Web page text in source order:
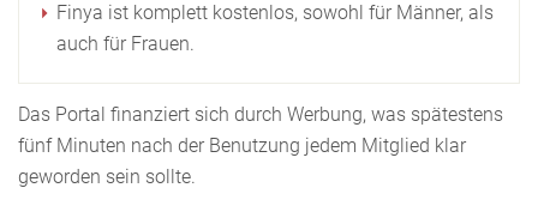
Finya ist komplett kostenlos, sowohl für Männer, als
auch für Frauen.
Das Portal finanziert sich durch Werbung, was spätestens
fünf Minuten nach der Benutzung jedem Mitglied klar
geworden sein sollte.